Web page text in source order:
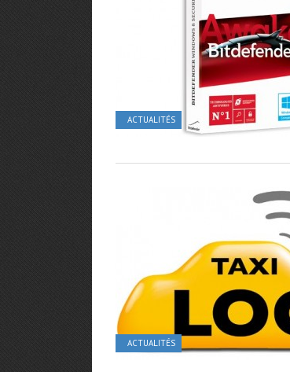
ACTUALITÉS
ACTUALITÉS